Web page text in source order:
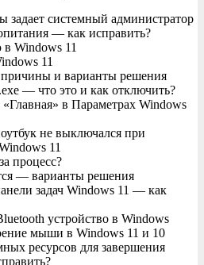
задает системный администратор
— как исправить?
Windows 11
11
и варианты решения
— что это и как отключить?
в Параметрах Windows
не выключался при
11
процесс?
— варианты решения
задач Windows 11 — как
устройство в Windows
мыши в Windows 11 и 10
ресурсов для завершения